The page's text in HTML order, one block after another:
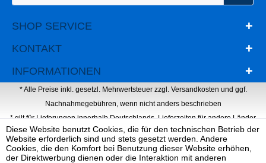
SHOP SERVICE
KONTAKT
INFORMATIONEN
* Alle Preise inkl. gesetzl. Mehrwertsteuer zzgl. Versandkosten und ggf.
Nachnahmegebühren, wenn nicht anders beschrieben
* gilt für Lieferungen innerhalb Deutschlands, Lieferzeiten für andere Länder
entnehmen Sie bitte der Schaltfläche mit den Versandinformationen
Webdesign, Programmierung & Marketing von Ihrer Werbeagentur Dietz
Diese Website benutzt Cookies, die für den technischen Betrieb der
Website erforderlich sind und stets gesetzt werden. Andere
Cookies, die den Komfort bei Benutzung dieser Website erhöhen,
der Direktwerbung dienen oder die Interaktion mit anderen